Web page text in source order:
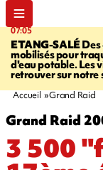
07:05
ETANG-SALÉDes
mobilisés pour
d'eau potable. Les
retrouver sur notre
Accueil Grand Raid
Grand Raid
3 500